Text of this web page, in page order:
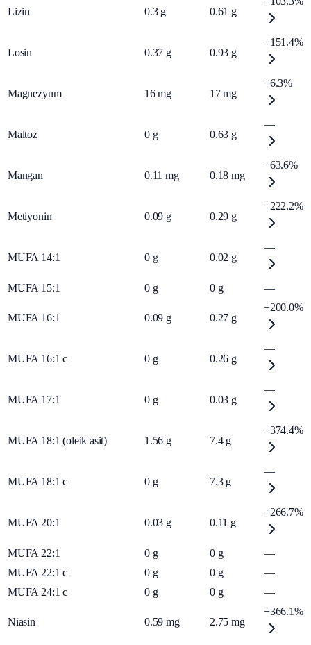
Lizin 0.3 g 0.61 g
Losin 0.37 g 0.93 g
+151.4%
Magnezyum 16 mg 17 mg
+6.3%
Maltoz 0 g 0.63 g
—
Mangan 0.11 mg 0.18 mg
+63.6%
Metiyonin 0.09 g 0.29 g
+222.2%
MUFA 14:1 0 g 0.02 g
—
MUFA 15:1 0 g 0 g —
MUFA 16:1 0.09 g 0.27 g
+200.0%
MUFA 16:1 c 0 g 0.26 g
—
MUFA 17:1 0 g 0.03 g
—
MUFA 18:1 (oleik asit) 1.56 g 7.4 g
+374.4%
MUFA 18:1 c 0 g 7.3 g
—
MUFA 20:1 0.03 g 0.11 g
+266.7%
MUFA 22:1 0 g 0 g
—
MUFA 22:1 c
0 g 0 g
—
MUFA 24:1 c
0 g 0 g —
Niasin 0.59 mg 2.75 mg
+366.1%